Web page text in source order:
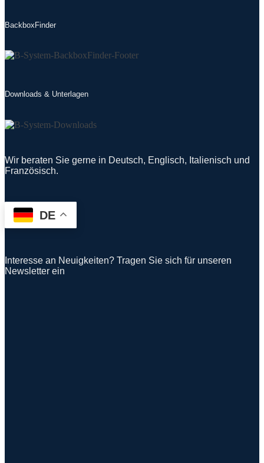
BackboxFinder
Downloads & Unterlagen
Wir beraten Sie gerne in Deutsch, Englisch, Italienisch und
Französisch.
DE
Interesse an Neuigkeiten? Tragen Sie sich für unseren
Newsletter ein